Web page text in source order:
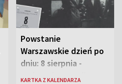
Powstanie
Warszawskie dzień po
dniu: 8 sierpnia -
rozbrzmiewa radio
KARTKA Z KALENDARZA